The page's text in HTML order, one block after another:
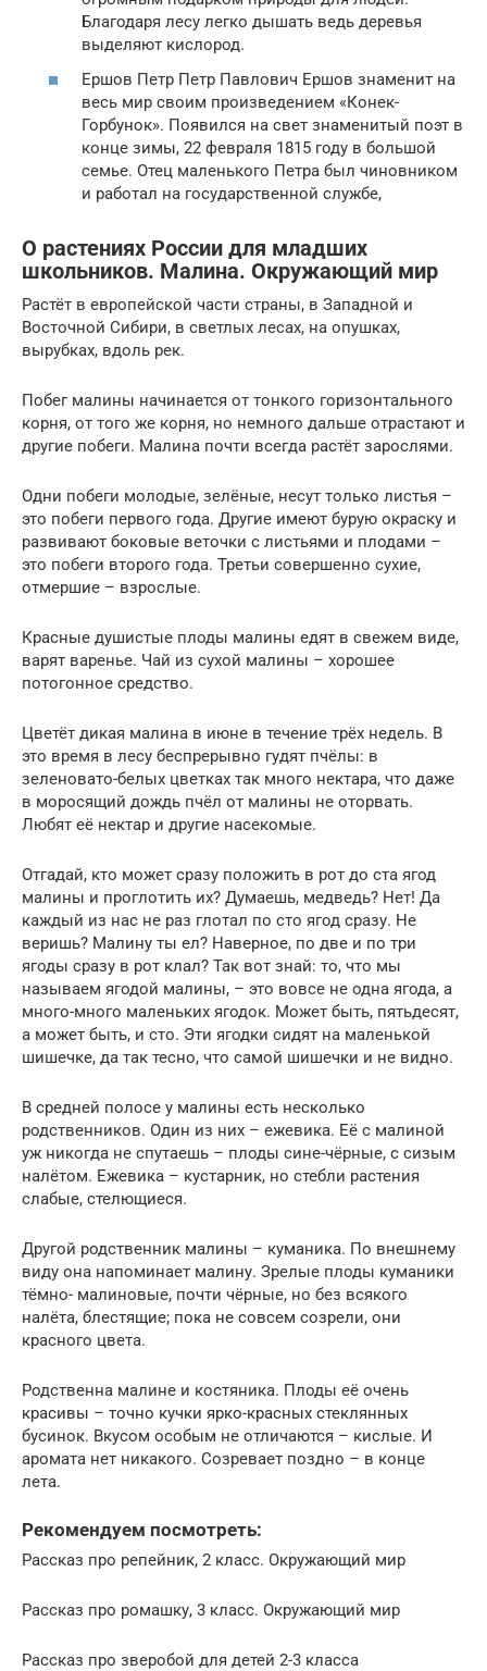
Благодаря лесу легко дышать ведь деревья
выделяют кислород.
Ершов Петр Петр Павлович Ершов знаменит на
весь мир своим произведением «Конек-
Горбунок». Появился на свет знаменитый поэт в
конце зимы, 22 февраля 1815 году в большой
семье. Отец маленького Петра был чиновником
и работал на государственной службе,
О растениях России для младших
школьников. Малина. Окружающий мир
Растёт в европейской части страны, в Западной и
Восточной Сибири, в светлых лесах, на опушках,
вырубках, вдоль рек.
Побег малины начинается от тонкого горизонтального
корня, от того же корня, но немного дальше отрастают и
другие побеги. Малина почти всегда растёт зарослями.
Одни побеги молодые, зелёные, несут только листья –
это побеги первого года. Другие имеют бурую окраску и
развивают боковые веточки с листьями и плодами –
это побеги второго года. Третьи совершенно сухие,
отмершие – взрослые.
Красные душистые плоды малины едят в свежем виде,
варят варенье. Чай из сухой малины – хорошее
потогонное средство.
Цветёт дикая малина в июне в течение трёх недель. В
это время в лесу беспрерывно гудят пчёлы: в
зеленовато-белых цветках так много нектара, что даже
в моросящий дождь пчёл от малины не оторвать.
Любят её нектар и другие насекомые.
Отгадай, кто может сразу положить в рот до ста ягод
малины и проглотить их? Думаешь, медведь? Нет! Да
каждый из нас не раз глотал по сто ягод сразу. Не
веришь? Малину ты ел? Наверное, по две и по три
ягоды сразу в рот клал? Так вот знай: то, что мы
называем ягодой малины, – это вовсе не одна ягода, а
много-много маленьких ягодок. Может быть, пятьдесят,
а может быть, и сто. Эти ягодки сидят на маленькой
шишечке, да так тесно, что самой шишечки и не видно.
В средней полосе у малины есть несколько
родственников. Один из них – ежевика. Её с малиной
уж никогда не спутаешь – плоды сине-чёрные, с сизым
налётом. Ежевика – кустарник, но стебли растения
слабые, стелющиеся.
Другой родственник малины – куманика. По внешнему
виду она напоминает малину. Зрелые плоды куманики
тёмно- малиновые, почти чёрные, но без всякого
налёта, блестящие; пока не совсем созрели, они
красного цвета.
Родственна малине и костяника. Плоды её очень
красивы – точно кучки ярко-красных стеклянных
бусинок. Вкусом особым не отличаются – кислые. И
аромата нет никакого. Созревает поздно – в конце
лета.
Рекомендуем посмотреть:
Рассказ про репейник, 2 класс. Окружающий мир
Рассказ про ромашку, 3 класс. Окружающий мир
Рассказ про зверобой для детей 2-3 класса